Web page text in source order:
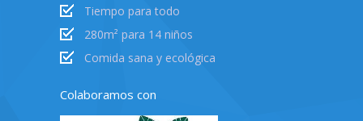
Tiempo para todo
280m² para 14 niños
Comida sana y ecológica
Colaboramos con